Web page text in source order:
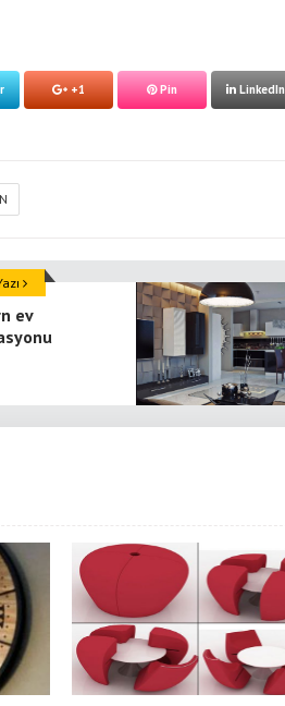
+1 Pin LinkedIn
ev